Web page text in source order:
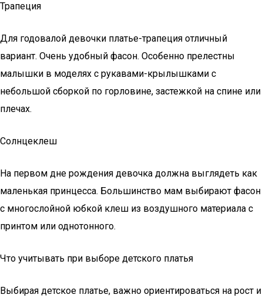
Трапеция
Для годовалой девочки платье-трапеция отличный
вариант. Очень удобный фасон. Особенно прелестны
малышки в моделях с рукавами-крылышками с
небольшой сборкой по горловине, застежкой на спине или
плечах.
Солнцеклеш
На первом дне рождения девочка должна выглядеть как
маленькая принцесса. Большинство мам выбирают фасон
с многослойной юбкой клеш из воздушного материала с
принтом или однотонного.
Что учитывать при выборе детского платья
Выбирая детское платье, важно ориентироваться на рост и